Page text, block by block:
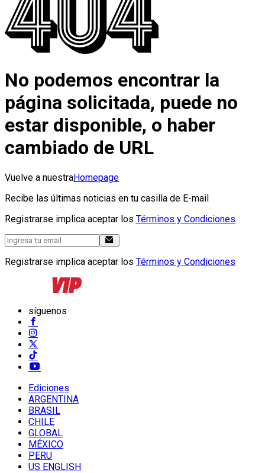
No podemos encontrar la
página solicitada, puede no
estar disponible, o haber
cambiado de URL
Vuelve a nuestraHomepage
Recibe las últimas noticias en tu casilla de E-mail
Registrarse implica aceptar los Términos y Condiciones
Registrarse implica aceptar los Términos y Condiciones
síguenos
Ediciones
ARGENTINA
BRASIL
CHILE
GLOBAL
MÉXICO
PERU
US ENGLISH